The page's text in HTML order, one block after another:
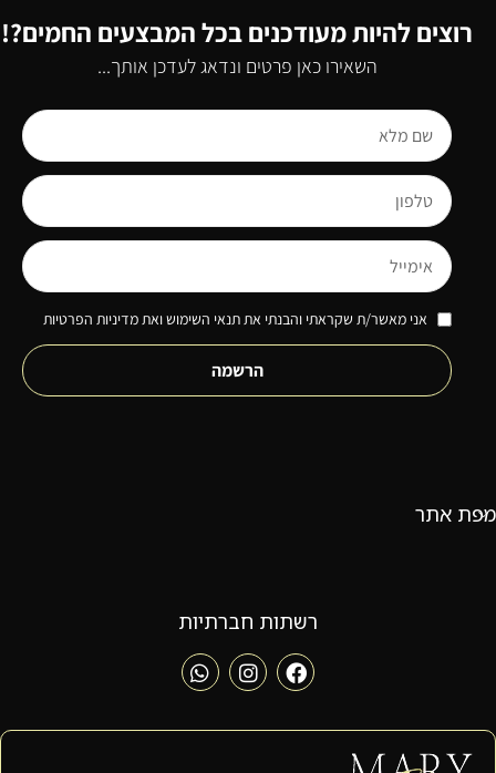
רוצים להיות מעודכנים בכל המבצעים החמים?!
השאירו כאן פרטים ונדאג לעדכן אותך...
אני מאשר/ת שקראתי והבנתי את תנאי השימוש ואת מדיניות הפרטיות
הרשמה
מפת אתר
רשתות חברתיות